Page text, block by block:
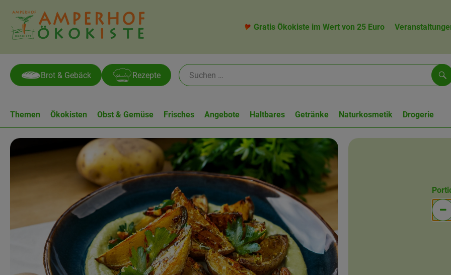
Gratis Ökokiste im Wert von 25 Euro
Brot & Gebäck Rezepte
Themen Ökokisten Obst & Gemüse Frisches Angebote Haltbares Getränke Naturkosmetik Drogerie